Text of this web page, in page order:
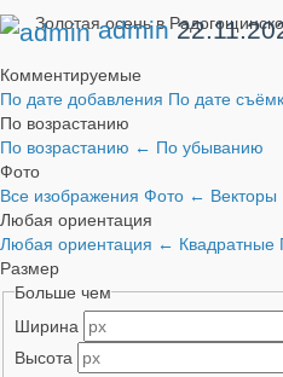
​Золотая осень в
admin
Комментируемые
По дате добавления По дате
По возрастанию
По возрастанию ← По убыванию
Фото
Все изображения Фото ← Векторы
Любая ориентация
Любая ориентация ← Квадратные
Размер
Больше чем
Ширина
Высота